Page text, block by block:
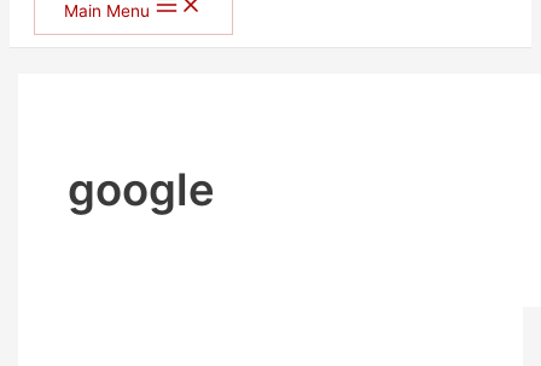
Main Menu
google